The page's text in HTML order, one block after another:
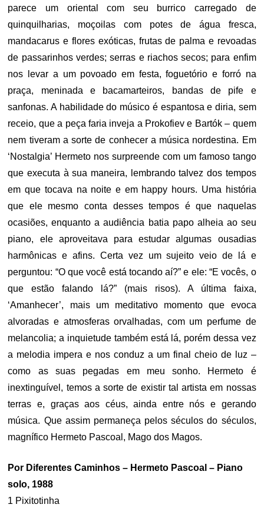
parece um oriental com seu burrico carregado de
quinquilharias, moçoilas com potes de água fresca,
mandacarus e flores exóticas, frutas de palma e revoadas
de passarinhos verdes; serras e riachos secos; para enfim
nos levar a um povoado em festa, foguetório e forró na
praça, meninada e bacamarteiros, bandas de pife e
sanfonas. A habilidade do músico é espantosa e diria, sem
receio, que a peça faria inveja a Prokofiev e Bartók – quem
nem tiveram a sorte de conhecer a música nordestina. Em
‘Nostalgia’ Hermeto nos surpreende com um famoso tango
que executa à sua maneira, lembrando talvez dos tempos
em que tocava na noite e em happy hours. Uma história
que ele mesmo conta desses tempos é que naquelas
ocasiões, enquanto a audiência batia papo alheia ao seu
piano, ele aproveitava para estudar algumas ousadias
harmônicas e afins. Certa vez um sujeito veio de lá e
perguntou: “O que você está tocando aí?” e ele: “E vocês, o
que estão falando lá?” (mais risos). A última faixa,
‘Amanhecer’, mais um meditativo momento que evoca
alvoradas e atmosferas orvalhadas, com um perfume de
melancolia; a inquietude também está lá, porém dessa vez
a melodia impera e nos conduz a um final cheio de luz –
como as suas pegadas em meu sonho. Hermeto é
inextinguível, temos a sorte de existir tal artista em nossas
terras e, graças aos céus, ainda entre nós e gerando
música. Que assim permaneça pelos séculos do séculos,
magnífico Hermeto Pascoal, Mago dos Magos.
Por Diferentes Caminhos – Hermeto Pascoal – Piano
solo, 1988
1 Pixitotinha